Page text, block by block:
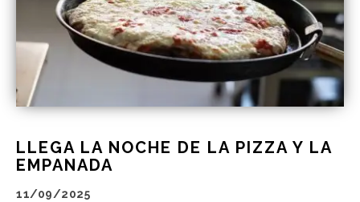
LLEGA LA NOCHE DE LA PIZZA Y LA
EMPANADA
11/09/2025